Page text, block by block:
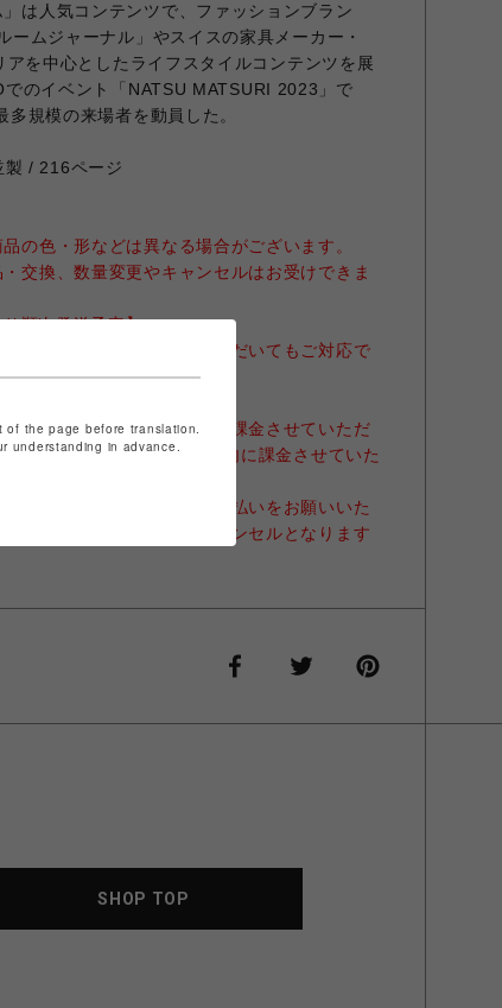
は人気コンテンツで、ファッションブラン
ームジャーナル」やスイスの家具メーカー・
を中心としたライフスタイルコンテンツを展
のイベント「NATSU MATSURI 2023」で
規模の来場者を動員した。
/ 216ページ
の色・形などは異なる場合がございます。
交換、数量変更やキャンセルはお受けできま
順次発送予定】
ません。備考欄に記載いただいてもご対応で
じめご了承ください。
お客様は、商品発送月にて課金させていただ
の場合、ご注文から30日以内に課金させていた
、支払い期限内に必ずお支払いをお願いいた
合は自動的に注文商品がキャンセルとなります
SHOP TOP
of the page before translation.
understanding in advance.